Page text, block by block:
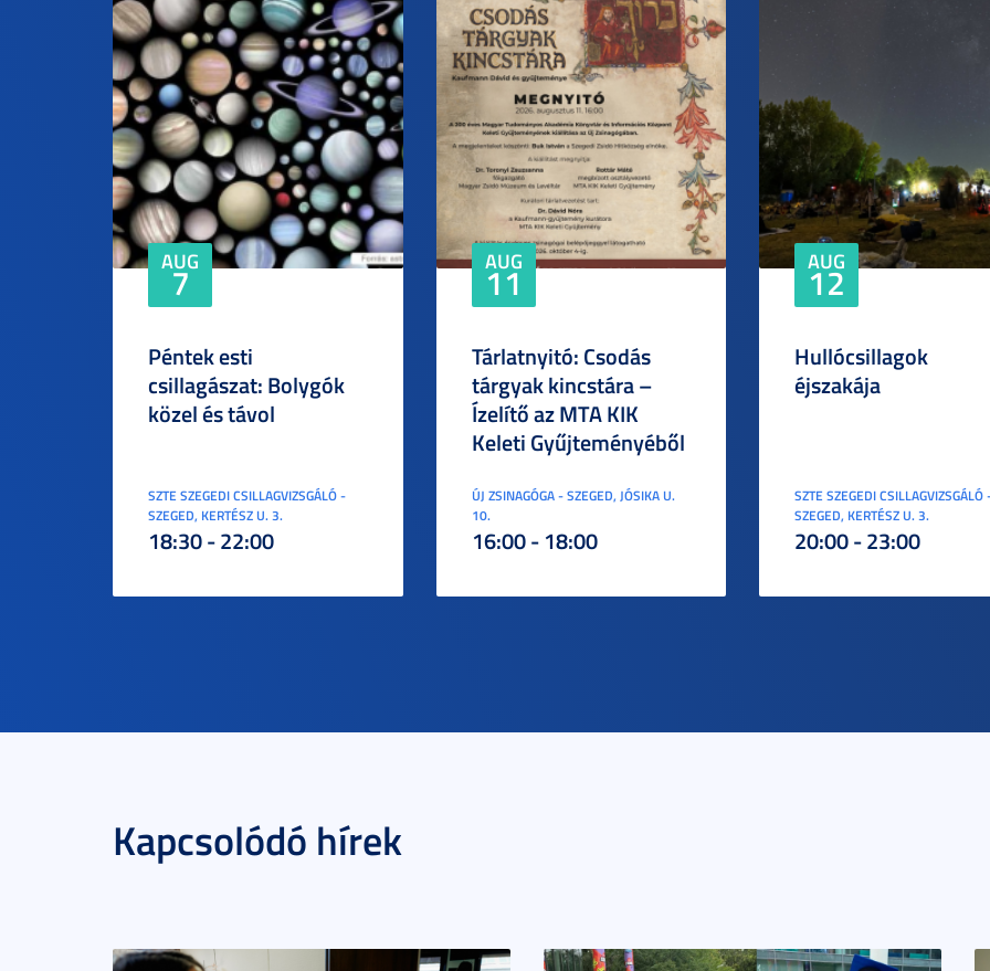
AUG
7
Péntek esti
csillagászat: Bolygók
közel és távol
SZTE SZEGEDI CSILLAGVIZSGÁLÓ -
SZEGED, KERTÉSZ U. 3.
18:30 - 22:00
AUG
11
Tárlatnyitó: Csodás
tárgyak kincstára –
Ízelítő az MTA KIK
Keleti Gyűjteményéből
ÚJ ZSINAGÓGA - SZEGED, JÓSIKA U.
10.
16:00 - 18:00
AUG
12
Hullócsillagok
éjszakája
SZTE SZEGEDI CSILLAGVIZSGÁLÓ
SZEGED, KERTÉSZ U. 3.
20:00 - 23:00
Kapcsolódó hírek